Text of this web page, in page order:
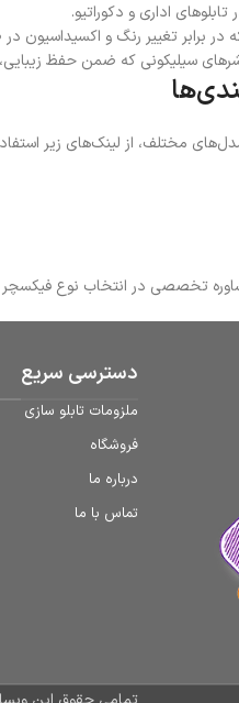
اداری و دکوراتیو.
در برابر تغییر رنگ و اکسیداسیون
سیلیکونی که ضمن حفظ
مختلف، از لینک‌های زیر
دسترسی سریع
ملزومات تابلو سازی
فروشگاه
درباره ما
تماس با ما